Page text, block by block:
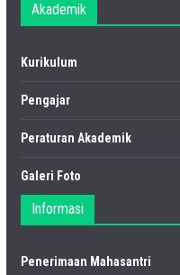
Akademik
Kurikulum
Pengajar
Peraturan Akademik
Galeri Foto
Informasi
Penerimaan Mahasantri